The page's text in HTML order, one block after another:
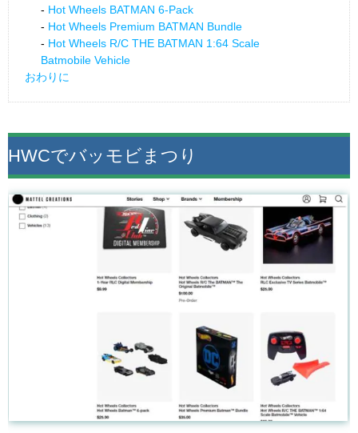
Hot Wheels BATMAN 6-Pack
Hot Wheels Premium BATMAN Bundle
Hot Wheels R/C THE BATMAN 1:64 Scale
Batmobile Vehicle
おわりに
HWCでバッモビまつり